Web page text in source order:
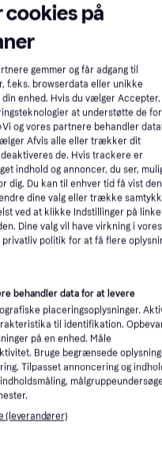
5 m - Sort / Med bånd / S
Hunting & Outdoor 5.0(3)
,1-3 dage
cookies på
gemmer og får adgang til
f.eks. browserdata eller unikke
enhed. Hvis du vælger Accepter,
at understøtte de
og vores partnere behandler
Afvis alle eller trækker dit
de. Hvis trackere er
indhold og annoncer, du ser,
dig. Du kan til enhver tid få vist
dine valg eller trække
ved at klikke Indstillinger på
Dine valg vil have virkning i vores
privatliv politik for at få flere
behandler data for at levere
placeringsoplysninger.
til identifikation.
på en enhed. Måle
Bruge begrænsede
Tilpasset annoncering og
(leverandører)